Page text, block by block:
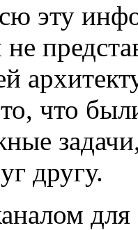
эту
не
что
другу.